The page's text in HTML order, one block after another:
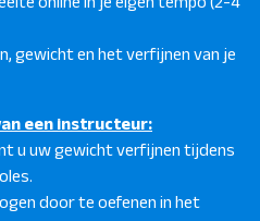
gewicht en het verfijnen van je
een instructeur:
u uw gewicht verfijnen tijdens
door te oefenen in het